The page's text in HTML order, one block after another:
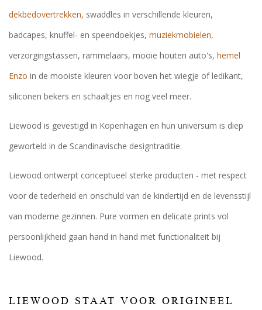
dekbedovertrekken, swaddles in verschillende kleuren,
badcapes, knuffel- en speendoekjes, muziekmobielen,
verzorgingstassen, rammelaars, mooie houten auto's, hemel
Enzo in de mooiste kleuren voor boven het wiegje of ledikant,
siliconen bekers en schaaltjes en nog veel meer.
Liewood is gevestigd in Kopenhagen en hun universum is diep
geworteld in de Scandinavische designtraditie.
Liewood ontwerpt conceptueel sterke producten - met respect
voor de tederheid en onschuld van de kindertijd en de levensstijl
van moderne gezinnen. Pure vormen en delicate prints vol
persoonlijkheid gaan hand in hand met functionaliteit bij
Liewood.
LIEWOOD STAAT VOOR ORIGINEEL